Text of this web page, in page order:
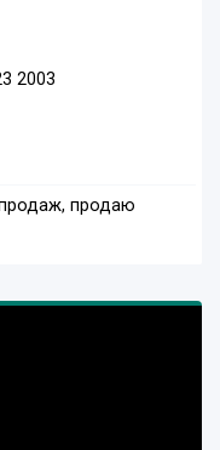
2003
продаю